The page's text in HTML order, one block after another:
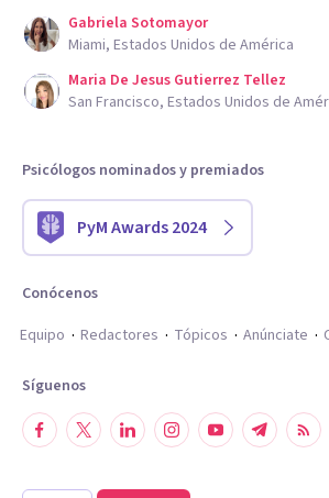
Gabriela Sotomayor
Miami, Estados Unidos de América
Maria De Jesus Gutierrez Tellez
San Francisco, Estados Unidos de
Psicólogos nominados y premiados
PyM Awards 2024
Conócenos
Equipo
Redactores Tópicos Anúnciate
Síguenos